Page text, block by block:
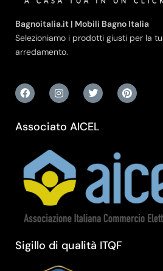
Bagnoitalia.it | Mobili Bagno Italia
Selezioniamo i prodotti giusti per la
arredamento.
Associato AICEL
Sigillo di qualità ITQF